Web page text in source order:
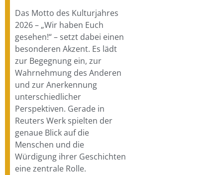
Das Motto des Kulturjahres
2026 – „Wir haben Euch
gesehen!“ – setzt dabei einen
besonderen Akzent. Es lädt
zur Begegnung ein, zur
Wahrnehmung des Anderen
und zur Anerkennung
unterschiedlicher
Perspektiven. Gerade in
Reuters Werk spielten der
genaue Blick auf die
Menschen und die
Würdigung ihrer Geschichten
eine zentrale Rolle.